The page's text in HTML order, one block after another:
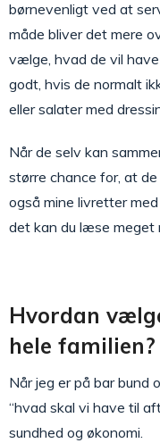
børnevenligt ved at
måde bliver det mere
vælge, hvad de vil
godt, hvis de normalt
eller salater med
Når de selv kan
større chance for, at
også mine livretter
det kan du læse meget
Hvordan
hele familien?
Når jeg er på bar bund
“hvad skal vi have til
sundhed og økonomi.